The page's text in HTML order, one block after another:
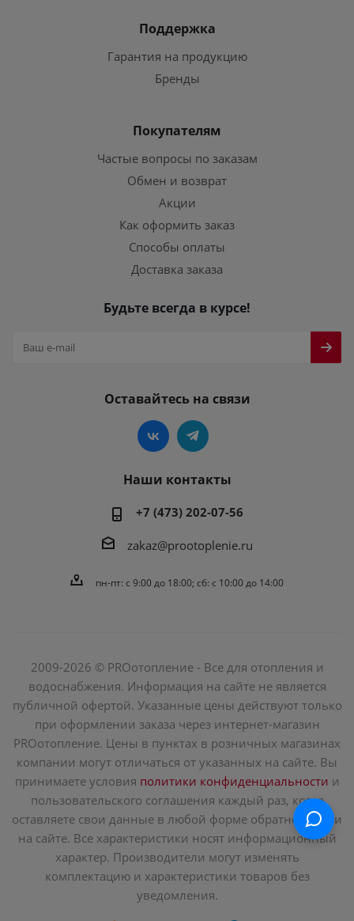
Поддержка
Гарантия на продукцию
Бренды
Покупателям
Частые вопросы по заказам
Обмен и возврат
Акции
Как оформить заказ
Способы оплаты
Доставка заказа
Будьте всегда в курсе!
Оставайтесь на связи
Наши контакты
+7 (473) 202-07-56
zakaz@prootoplenie.ru
пн-пт: c 9:00 до 18:00; сб: с 10:00 до 14:00
2009-2026 © PROотопление - Все для отопления и
водоснабжения. Информация на сайте не является
публичной офертой. Указанные цены действуют только
при оформлении заказа через интернет-магазин
PROотопление. Цены в пунктах в розничных магазинах
компании могут отличаться от указанных на сайте. Вы
принимаете условия политики конфиденциальности и
пользовательского соглашения каждый раз, когда
оставляете свои данные в любой форме обратной связи
на сайте. Все характеристики носят информационный
характер. Производители могут изменять
комплектацию и характеристики товаров без
уведомления.